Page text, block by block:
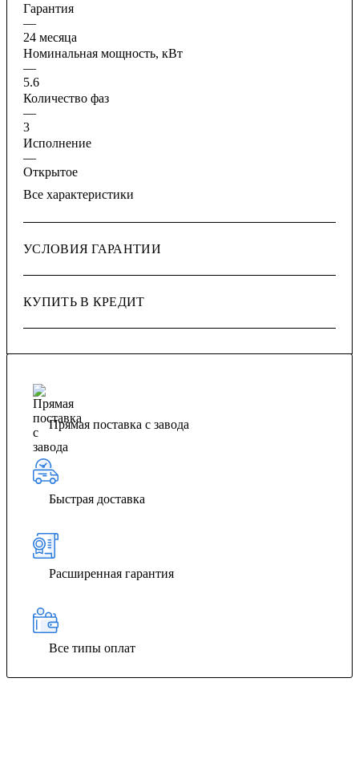
Гарантия
—
24 месяца
Номинальная мощность, кВт
—
5.6
Количество фаз
—
3
Исполнение
—
Открытое
Все характеристики
УСЛОВИЯ ГАРАНТИИ
КУПИТЬ В КРЕДИТ
Прямая поставка с завода
Быстрая доставка
Расширенная гарантия
Все типы оплат